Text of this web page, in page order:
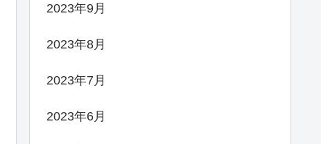
2023年9月
2023年8月
2023年7月
2023年6月